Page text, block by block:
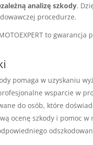
analizę szkody.
procedurze.
to
pomaga w uzyskaniu
wsparcie w
do osób, które
ocenę szkody i pomoc